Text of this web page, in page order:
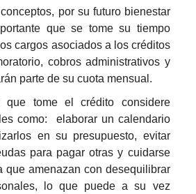
por su futuro bienestar
que se tome su tiempo
cargos asociados a los créditos
cobros administrativos y
parte de su cuota mensual.
que tome el crédito considere
como: elaborar un calendario
en su presupuesto, evitar
para pagar otras y cuidarse
que amenazan con desequilibrar
lo que puede a su vez